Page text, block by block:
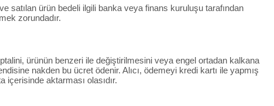
satılan ürün bedeli ilgili banka veya finans kuruluşu tarafından
zorundadır.
ürünün benzeri ile değiştirilmesini veya engel ortadan kalkana
nakden bu ücret ödenir. Alıcı, ödemeyi kredi kartı ile yapmış
içerisinde aktarması olasıdır.